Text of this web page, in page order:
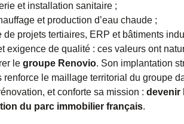
et installation sanitaire ;
et production d’eau chaude ;
de projets tertiaires, ERP et bâtiments
exigence de qualité : ces valeurs ont
le groupe Renovio. Son implantation
le maillage territorial du groupe
et conforte sa mission : devenir
du parc immobilier français.